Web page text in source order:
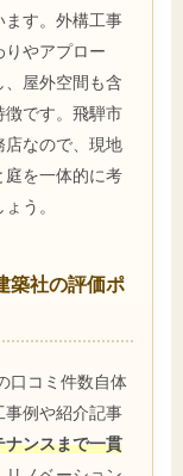
ます。外構工事
りやアプロー
屋外空間も含
徴です。飛騨市
店なので、現地
庭を一体的に考
う。
築社の評価ポ
口コミ件数自体
事例や紹介記事
ナンスまで一貫